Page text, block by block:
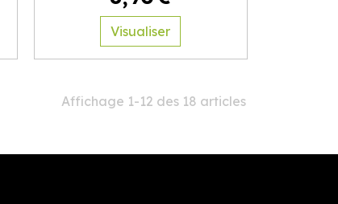
Visualiser
Affichage 1-12 des 18 articles